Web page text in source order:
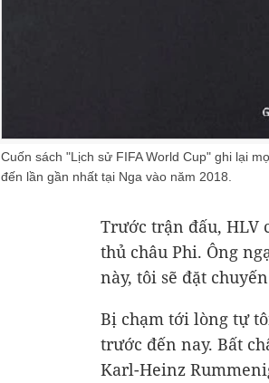
Cuốn sách "Lịch sử FIFA World Cup" ghi lại
đến lần gần nhất tại Nga vào năm 2018.
Trước trận đấu, HLV
thủ châu Phi. Ông
này, tôi sẽ đặt
Bị chạm tới lòng tự
trước đến nay. Bất
Karl-Heinz